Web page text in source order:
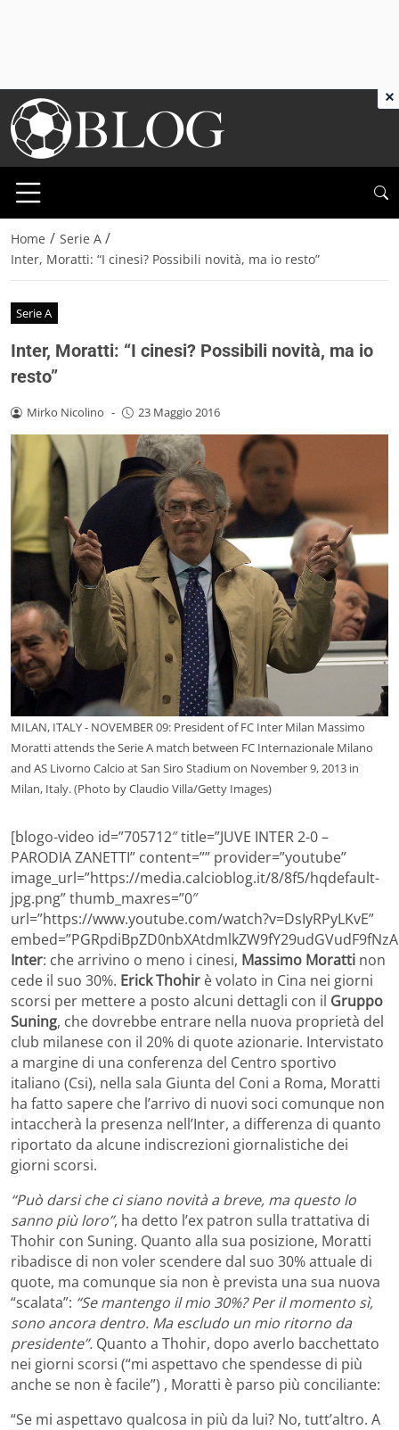
Home / Serie A /
Inter, Moratti: “I cinesi? Possibili novità, ma io resto”
Serie A
Inter, Moratti: “I cinesi? Possibili novità, ma io
resto”
Mirko Nicolino - 23 Maggio 2016
MILAN, ITALY - NOVEMBER 09: President of FC Inter Milan Massimo
Moratti attends the Serie A match between FC Internazionale Milano
and AS Livorno Calcio at San Siro Stadium on November 9, 2013 in
Milan, Italy. (Photo by Claudio Villa/Getty Images)
[blogo-video id=”705712″ title=”JUVE INTER 2-0 –
PARODIA ZANETTI” content=”” provider=”youtube”
image_url=”https://media.calcioblog.it/8/8f5/hqdefault-
jpg.png” thumb_maxres=”0″
url=”https://www.youtube.com/watch?v=DsIyRPyLKvE”
Inter: che arrivino o meno i cinesi, Massimo Moratti non
cede il suo 30%. Erick Thohir è volato in Cina nei giorni
scorsi per mettere a posto alcuni dettagli con il Gruppo
Suning, che dovrebbe entrare nella nuova proprietà del
club milanese con il 20% di quote azionarie. Intervistato
a margine di una conferenza del Centro sportivo
italiano (Csi), nella sala Giunta del Coni a Roma, Moratti
ha fatto sapere che l’arrivo di nuovi soci comunque non
intaccherà la presenza nell’Inter, a differenza di quanto
riportato da alcune indiscrezioni giornalistiche dei
giorni scorsi.
“Può darsi che ci siano novità a breve, ma questo lo
sanno più loro”, ha detto l’ex patron sulla trattativa di
Thohir con Suning. Quanto alla sua posizione, Moratti
ribadisce di non voler scendere dal suo 30% attuale di
quote, ma comunque sia non è prevista una sua nuova
“scalata”: “Se mantengo il mio 30%? Per il momento sì,
sono ancora dentro. Ma escludo un mio ritorno da
presidente”. Quanto a Thohir, dopo averlo bacchettato
nei giorni scorsi (“mi aspettavo che spendesse di più
anche se non è facile”) , Moratti è parso più conciliante:
“Se mi aspettavo qualcosa in più da lui? No, tutt’altro. A
×